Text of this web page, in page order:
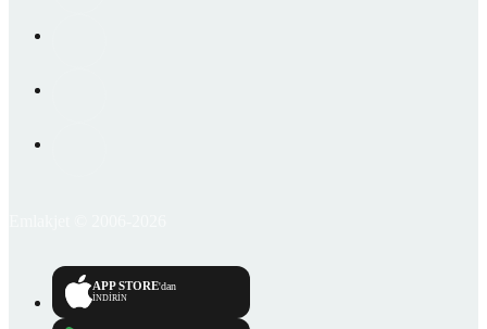
APP STORE'dan
İNDİRİN